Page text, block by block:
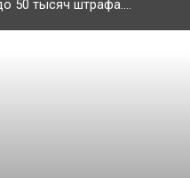
50 тысяч штрафа....